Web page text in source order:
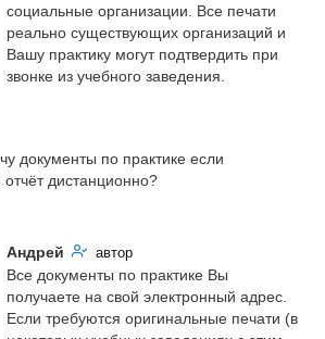
социальные организации. Все печати
реально существующих организаций и
Вашу практику могут подтвердить при
звонке из учебного заведения.
документы по практике если
дистанционно?
Андрей автор
Все документы по практике Вы
получаете на свой электронный адрес.
Если требуются оригинальные печати (в